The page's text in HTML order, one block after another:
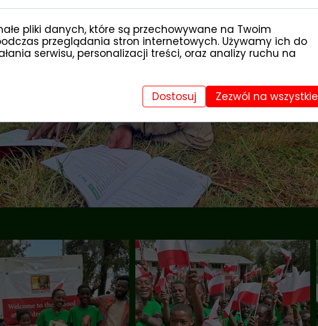
pliki danych, które są przechowywane na Twoim
przeglądania stron internetowych. Używamy ich do
serwisu, personalizacji treści, oraz analizy ruchu na
Dostosuj Zezwól na wszystkie